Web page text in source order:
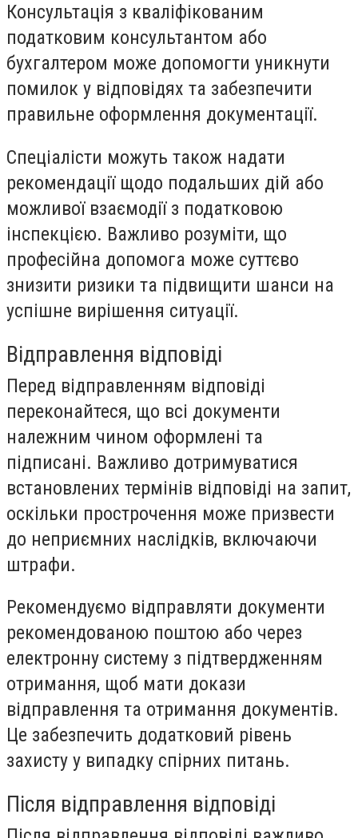
Консультація з кваліфікованим
податковим консультантом або
бухгалтером може допомогти уникнути
помилок у відповідях та забезпечити
правильне оформлення документації.
Спеціалісти можуть також надати
рекомендації щодо подальших дій або
можливої взаємодії з податковою
інспекцією. Важливо розуміти, що
професійна допомога може суттєво
знизити ризики та підвищити шанси на
успішне вирішення ситуації.
Відправлення відповіді
Перед відправленням відповіді
переконайтеся, що всі документи
належним чином оформлені та
підписані. Важливо дотримуватися
встановлених термінів відповіді на запит,
оскільки прострочення може призвести
до неприємних наслідків, включаючи
штрафи.
Рекомендуємо відправляти документи
рекомендованою поштою або через
електронну систему з підтвердженням
отримання, щоб мати докази
відправлення та отримання документів.
Це забезпечить додатковий рівень
захисту у випадку спірних питань.
Після відправлення відповіді